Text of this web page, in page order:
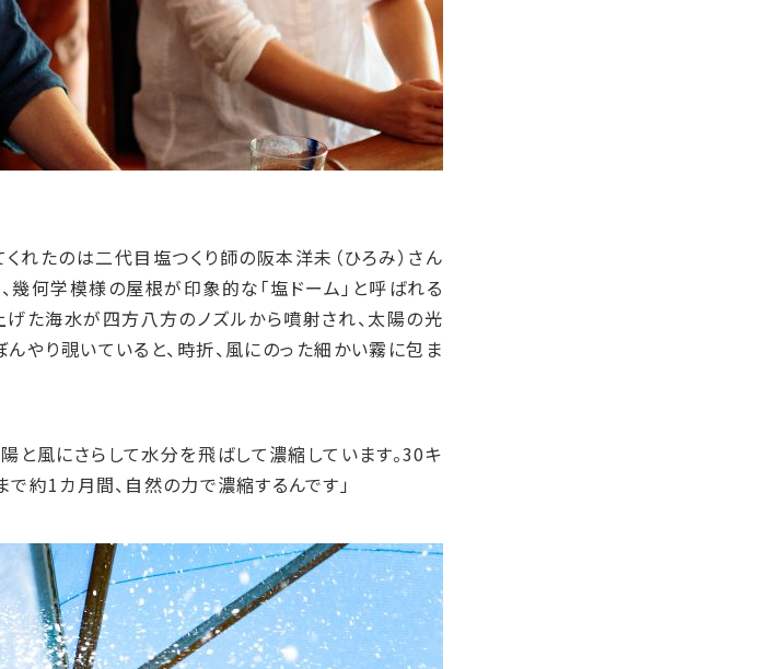
れたのは二代目塩つくり師の阪本洋未（ひろみ）さん
幾何学模様の屋根が印象的な「塩ドーム」と呼ばれる
た海水が四方八方のノズルから噴射され、太陽の光
やり覗いていると、時折、風にのった細かい霧に包ま
と風にさらして水分を飛ばして濃縮しています。30キ
約1カ月間、自然の力で濃縮するんです」